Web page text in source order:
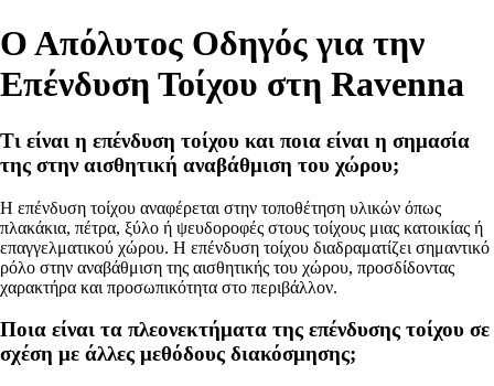
Ο Απόλυτος Οδηγός για την
Επένδυση Τοίχου στη Ravenna
Τι είναι η επένδυση τοίχου και ποια είναι η σημασία
της στην αισθητική αναβάθμιση του χώρου;
Η επένδυση τοίχου αναφέρεται στην τοποθέτηση υλικών όπως
πλακάκια, πέτρα, ξύλο ή ψευδοροφές στους τοίχους μιας κατοικίας ή
επαγγελματικού χώρου. Η επένδυση τοίχου διαδραματίζει σημαντικό
ρόλο στην αναβάθμιση της αισθητικής του χώρου, προσδίδοντας
χαρακτήρα και προσωπικότητα στο περιβάλλον.
Ποια είναι τα πλεονεκτήματα της επένδυσης τοίχου σε
σχέση με άλλες μεθόδους διακόσμησης;